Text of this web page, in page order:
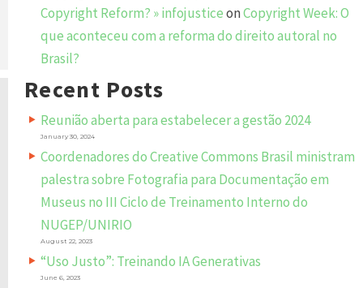
Copyright Reform? » infojusticeonCopyright Week: O
que aconteceu com a reforma do direito autoral no
Brasil?
Recent Posts
Reunião aberta para estabelecer a gestão 2024
January 30, 2024
Coordenadores do Creative Commons Brasil ministram
palestra sobre Fotografia para Documentação em
Museus no III Ciclo de Treinamento Interno do
NUGEP/UNIRIO
August 22, 2023
“Uso Justo”: Treinando IA Generativas
June 6, 2023